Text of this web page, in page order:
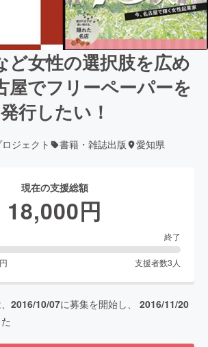
ど女性の選択肢を広め
屋でフリーペーパーを
発行したい！
ジェクト 書籍・雑誌出版 愛知県
現在の支援総額
18,000円
終了
円 支援者数3 人
2016/10/07に募集を開始し、 2016/11/20